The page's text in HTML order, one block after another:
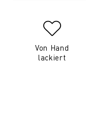
Von Hand
lackiert